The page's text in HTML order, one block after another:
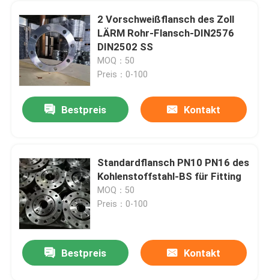
2 Vorschweißflansch des Zoll
LÄRM Rohr-Flansch-DIN2576
DIN2502 SS
MOQ：50
Preis：0-100
Bestpreis Kontakt
Standardflansch PN10 PN16 des
Kohlenstoffstahl-BS für Fitting
MOQ：50
Preis：0-100
Bestpreis Kontakt